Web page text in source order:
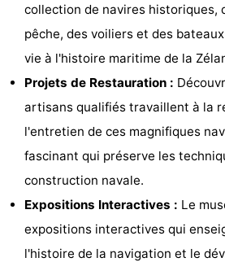
Zélande
Resort
Haamstede
Résidence
't
Hof
van
Haamstede
Schouwen
-
Schouwse
Valleien
Soeten
Haert
Wijde
Blick
-
Zeeland
collection de navires historiques,
pêche, des voiliers et des
vie à l'histoire maritime de la
Projets de Restauration :
artisans qualifiés travaillent à la
l'entretien de ces magnifiques
fascinant qui préserve les
construction navale.
Expositions Interactives : Le
expositions interactives qui
l'histoire de la navigation et le